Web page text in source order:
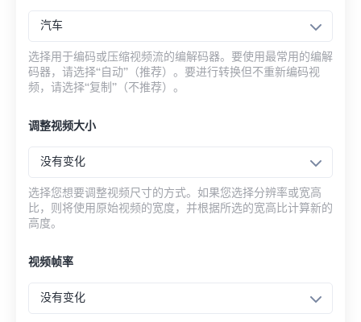
汽车
选择用于编码或压缩视频流的编解码器。要使用最常用的编解
码器，请选择“自动”（推荐）。要进行转换但不重新编码视
频，请选择“复制”（不推荐）。
调整视频大小
没有变化
选择您想要调整视频尺寸的方式。如果您选择分辨率或宽高
比，则将使用原始视频的宽度，并根据所选的宽高比计算新的
高度。
视频帧率
没有变化